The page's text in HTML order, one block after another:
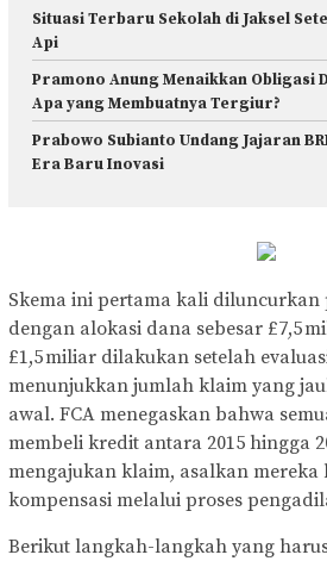
Situasi Terbaru Sekolah di Jaksel
Api
Pramono Anung Menaikkan Obligasi
Apa yang Membuatnya Tergiur?
Prabowo Subianto Undang Jajaran
Era Baru Inovasi
Skema ini pertama kali
dengan alokasi dana sebesar £7,5
£1,5 miliar dilakukan setelah
menunjukkan jumlah klaim yang
awal. FCA menegaskan bahwa
membeli kredit antara 2015 hingga
mengajukan klaim, asalkan mereka
kompensasi melalui proses
Berikut langkah-langkah yang